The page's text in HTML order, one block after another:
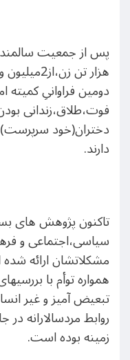
دومین فراوانیِ
فوت،طلاق،زندانی
دختران(خود
دارند.
تاکنون پژوهش های
سیاسی،اجتماعی و
مشکلاتشان ارائه
همواره توأم با
تبعیض آمیز و غیر
روابط مردسالارانه
زمینه بوده است.